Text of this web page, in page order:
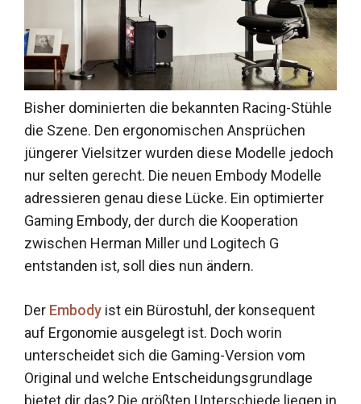
Bisher dominierten die bekannten Racing-Stühle
die Szene. Den ergonomischen Ansprüchen
jüngerer Vielsitzer wurden diese Modelle jedoch
nur selten gerecht. Die neuen Embody Modelle
adressieren genau diese Lücke. Ein optimierter
Gaming Embody, der durch die Kooperation
zwischen Herman Miller und Logitech G
entstanden ist, soll dies nun ändern.
Der Embody ist ein Bürostuhl, der konsequent
auf Ergonomie ausgelegt ist. Doch worin
unterscheidet sich die Gaming-Version vom
Original und welche Entscheidungsgrundlage
bietet dir das? Die größten Unterschiede liegen in